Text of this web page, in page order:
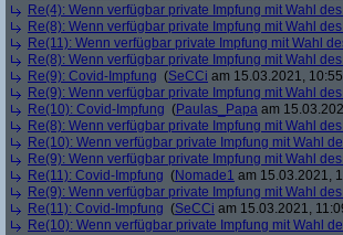
Re(4): Wenn verfügbar private Impfung mit Wahl
Re(8): Wenn verfügbar private Impfung mit Wahl
Re(11): Wenn verfügbar private Impfung mit Wahl
Re(8): Wenn verfügbar private Impfung mit Wahl
Re(9): Covid-Impfung (SeCCi am 15.03.2021,
Re(9): Wenn verfügbar private Impfung mit Wahl
Re(10): Covid-Impfung (Paulas_Papa am
Re(8): Wenn verfügbar private Impfung mit Wahl
Re(10): Wenn verfügbar private Impfung mit Wahl
Re(9): Wenn verfügbar private Impfung mit Wahl
Re(11): Covid-Impfung (Nomade1 am 15.03.2021,
Re(9): Wenn verfügbar private Impfung mit Wahl
Re(11): Covid-Impfung (SeCCi am 15.03.2021,
Re(10): Wenn verfügbar private Impfung mit Wahl